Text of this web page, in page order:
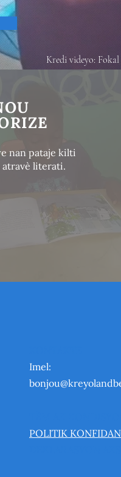
Kredi videyo:
nan pataje kilti
atravè literati.
Imel:
POLITIK